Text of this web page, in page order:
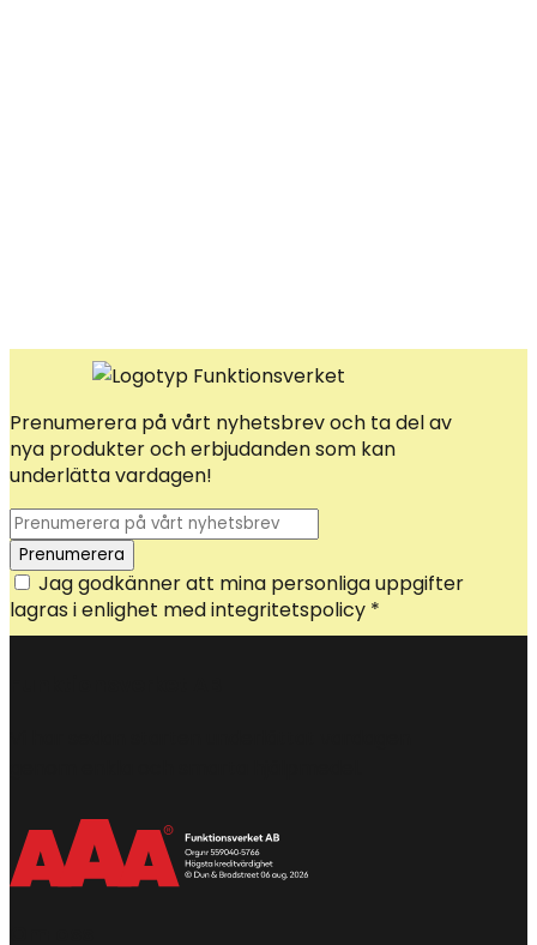
Prenumerera på vårt nyhetsbrev och ta del av
nya produkter och erbjudanden som kan
underlätta vardagen!
Jag godkänner att mina personliga uppgifter
lagras i enlighet med integritetspolicy *